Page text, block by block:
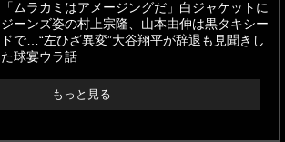
「ムラカミはアメージングだ」白ジャケットに
ジーンズ姿の村上宗隆、山本由伸は黒タキシー
ドで…“左ひざ異変”大谷翔平が辞退も見聞きし
た球宴ウラ話
もっと見る